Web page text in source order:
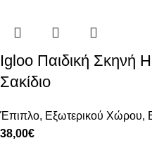
Igloo Παιδική Σκηνή
Σακίδιο
Έπιπλο, Εξωτερικού Χώρου,
38,00€